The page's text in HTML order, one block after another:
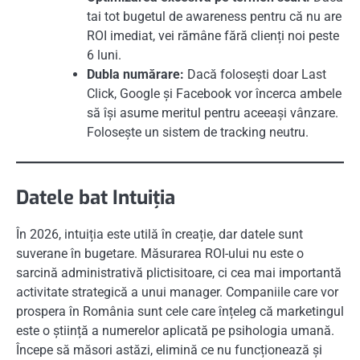
tai tot bugetul de awareness pentru că nu are
ROI imediat, vei rămâne fără clienți noi peste
6 luni.
Dubla numărare: Dacă folosești doar Last
Click, Google și Facebook vor încerca ambele
să își asume meritul pentru aceeași vânzare.
Folosește un sistem de tracking neutru.
Datele bat Intuiția
În 2026, intuiția este utilă în creație, dar datele sunt
suverane în bugetare. Măsurarea ROI-ului nu este o
sarcină administrativă plictisitoare, ci cea mai importantă
activitate strategică a unui manager. Companiile care vor
prospera în România sunt cele care înțeleg că marketingul
este o știință a numerelor aplicată pe psihologia umană.
Începe să măsori astăzi, elimină ce nu funcționează și